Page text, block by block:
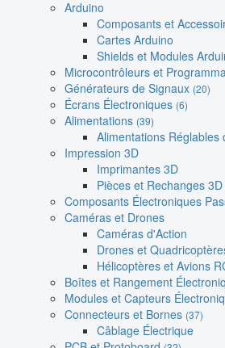
Arduino
Composants et
Cartes Arduino
Shields et Modules
Microcontrôleurs et
Générateurs de Signaux (20)
Écrans Électroniques (6)
Alimentations (39)
Alimentations Réglables
Impression 3D
Imprimantes 3D
Pièces et Rechanges 3D
Composants Électroniques
Caméras et Drones
Caméras d'Action
Drones et
Hélicoptères et Avions
Boîtes et Rangement
Modules et Capteurs
Connecteurs et Bornes (37)
Câblage Électrique